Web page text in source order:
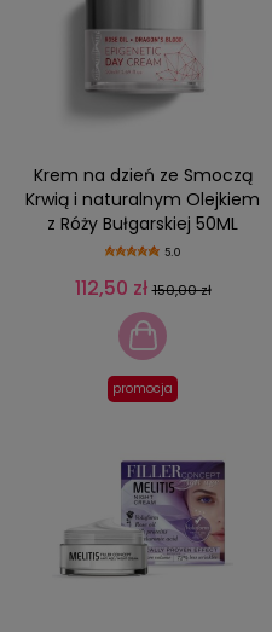
Krem na dzień ze Smoczą
Krwią i naturalnym Olejkiem
z Róży Bułgarskiej 50ML
5.0
112,50 zł 150,00 zł
promocja